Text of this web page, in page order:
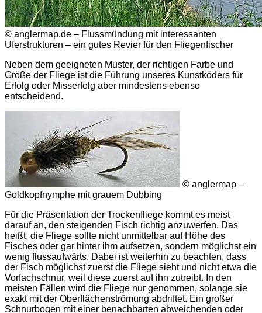
© anglermap.de – Flussmündung mit interessanten
Uferstrukturen – ein gutes Revier für den Fliegenfischer
Neben dem geeigneten Muster, der richtigen Farbe und
Größe der Fliege ist die Führung unseres Kunstköders für
Erfolg oder Misserfolg aber mindestens ebenso
entscheidend.
© anglermap –
Goldkopfnymphe mit grauem Dubbing
Für die Präsentation der Trockenfliege kommt es meist
darauf an, den steigenden Fisch richtig anzuwerfen. Das
heißt, die Fliege sollte nicht unmittelbar auf Höhe des
Fisches oder gar hinter ihm aufsetzen, sondern möglichst ein
wenig flussaufwärts. Dabei ist weiterhin zu beachten, dass
der Fisch möglichst zuerst die Fliege sieht und nicht etwa die
Vorfachschnur, weil diese zuerst auf ihn zutreibt. In den
meisten Fällen wird die Fliege nur genommen, solange sie
exakt mit der Oberflächenströmung abdriftet. Ein großer
Schnurbogen mit einer benachbarten abweichenden oder